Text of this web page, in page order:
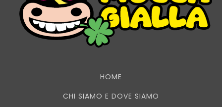
HOME
CHI SIAMO E DOVE SIAMO